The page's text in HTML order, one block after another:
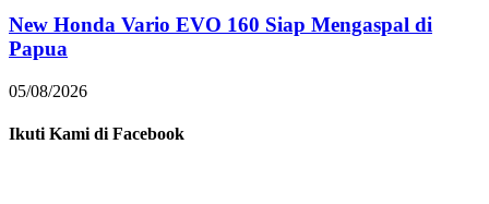
New Honda Vario EVO 160 Siap Mengaspal di
Papua
05/08/2026
Ikuti Kami di Facebook